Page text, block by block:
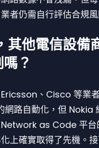
者仍需自行評估合規
其他電信設備
？
、Cisco 等業
網路自動化，但 Nokia
as Code 平台
上確實取得了先機。